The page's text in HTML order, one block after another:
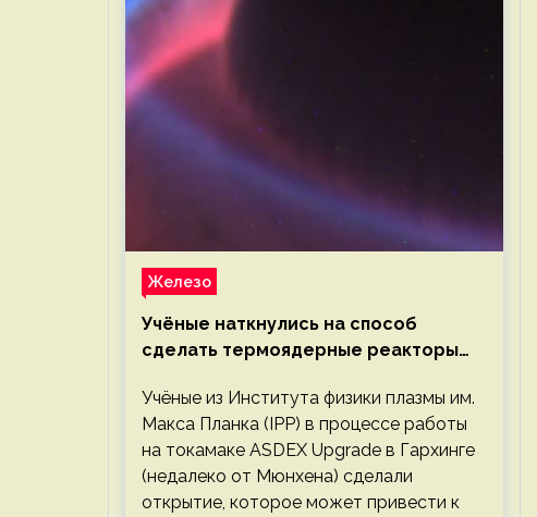
Железо
Учёные наткнулись на способ
сделать термоядерные реакторы
Учёные из Института физики плазмы им.
Макса Планка (IPP) в процессе работы
на токамаке ASDEX Upgrade в Гархинге
(недалеко от Мюнхена) сделали
открытие, которое может привести к